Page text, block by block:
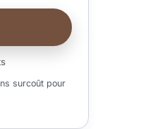
surcoût pour